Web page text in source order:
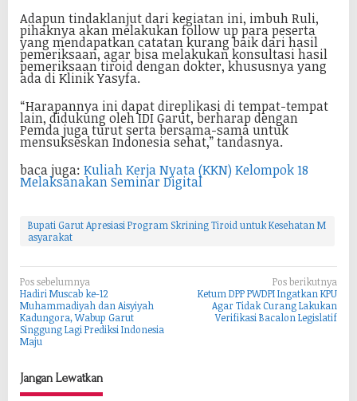
Adapun tindaklanjut dari kegiatan ini, imbuh Ruli,
pihaknya akan melakukan follow up para peserta
yang mendapatkan catatan kurang baik dari hasil
pemeriksaan, agar bisa melakukan konsultasi hasil
pemeriksaan tiroid dengan dokter, khususnya yang
ada di Klinik Yasyfa.
“Harapannya ini dapat direplikasi di tempat-tempat
lain, didukung oleh IDI Garut, berharap dengan
Pemda juga turut serta bersama-sama untuk
mensukseskan Indonesia sehat,” tandasnya.
baca juga: Kuliah Kerja Nyata (KKN) Kelompok 18
Melaksanakan Seminar Digital
Bupati Garut Apresiasi Program Skrining Tiroid untuk Kesehatan M
asyarakat
N
a
v
i
g
a
Pos sebelumnya
Hadiri Muscab ke-12
Muhammadiyah dan Aisyiyah
Kadungora, Wabup Garut
Singgung Lagi Prediksi Indonesia
Maju
Pos berikutnya
Ketum DPP PWDPI Ingatkan KPU
Agar Tidak Curang Lakukan
Verifikasi Bacalon Legislatif
Jangan Lewatkan